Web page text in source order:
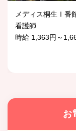
メディス桐生Ⅰ番
看護師
時給 1,363円～
お